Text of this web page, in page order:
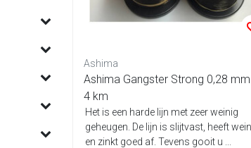
Ashima
Ashima Gangster Strong 0,28
4 km
Het is een harde lijn met zeer weinig
geheugen. De lijn is slijtvast, heeft
en zinkt goed af. Tevens gooit u ...